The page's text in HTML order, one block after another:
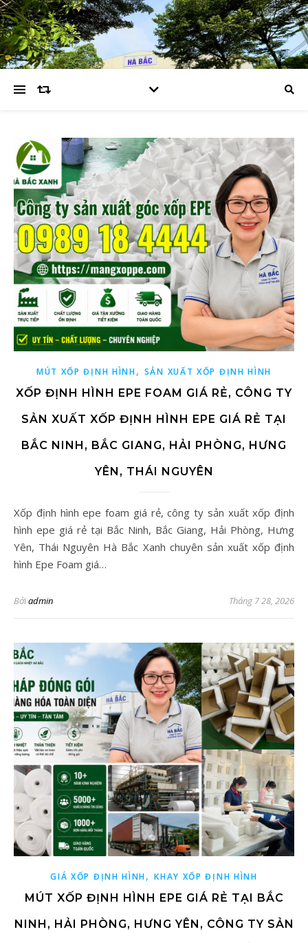
MÚT XỐP ĐỊNH HÌNH, SẢN XUẤT XỐP ĐỊNH HÌNH
XỐP ĐỊNH HÌNH EPE FOAM GIÁ RẺ, CÔNG TY
SẢN XUẤT XỐP ĐỊNH HÌNH EPE GIÁ RẺ TẠI
BẮC NINH, BẮC GIANG, HẢI PHÒNG, HƯNG
YÊN, THÁI NGUYÊN
Xốp định hình epe foam giá rẻ, công ty sản xuất xốp định
hình epe giá rẻ tại Bắc Ninh, Bắc Giang, Hải Phòng, Hưng
Yên, Thái Nguyên Hà Bắc Xanh chuyên sản xuất xốp định
hình Epe Foam giá…
Bởiadmin Tháng 7 28, 2026
GIÁ XỐP ĐỊNH HÌNH,KHAY XỐP ĐỊNH HÌNH
MÚT XỐP ĐỊNH HÌNH EPE GIÁ RẺ TẠI BẮC
NINH, HẢI PHÒNG, HƯNG YÊN, CÔNG TY SẢN